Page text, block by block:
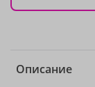
Описание